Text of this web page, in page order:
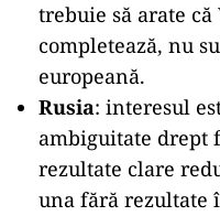
trebuie să arate
completează, nu
europeană.
Rusia: interesul
ambiguitate drept
rezultate clare
una fără rezultate